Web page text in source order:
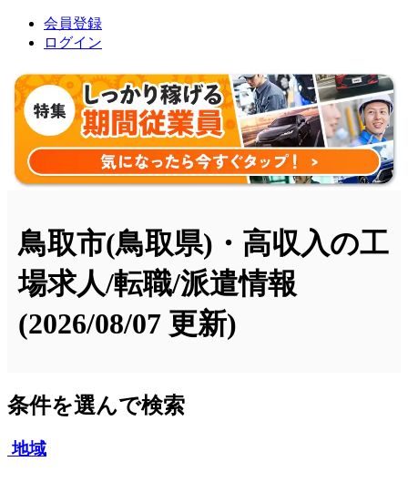
会員登録
ログイン
鳥取市(鳥取県)・高収入の工
場求人/転職/派遣情報
(2026/08/07 更新)
条件を選んで検索
地域